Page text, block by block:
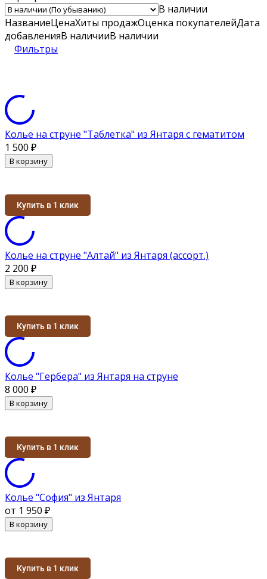
В наличии
НазваниеЦенаХиты продажОценка покупателейДата
добавленияВ наличииВ наличии
Фильтры
Колье на струне "Таблетка" из Янтаря с гематитом
1 500 ₽
В корзину
Купить в 1 клик
Колье на струне "Алтай" из Янтаря (ассорт.)
2 200 ₽
В корзину
Купить в 1 клик
Колье "Гербера" из Янтаря на струне
8 000 ₽
В корзину
Купить в 1 клик
Колье "София" из Янтаря
от 1 950 ₽
В корзину
Купить в 1 клик